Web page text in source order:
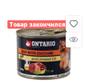
Товар закончился